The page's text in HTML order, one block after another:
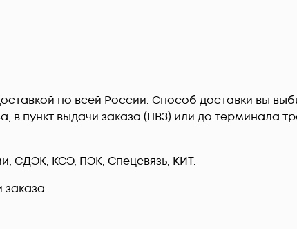
по всей России. Способ доставки вы
пункт выдачи заказа (ПВЗ) или до терминала
СДЭК, КСЭ, ПЭК, Спецсвязь, КИТ.